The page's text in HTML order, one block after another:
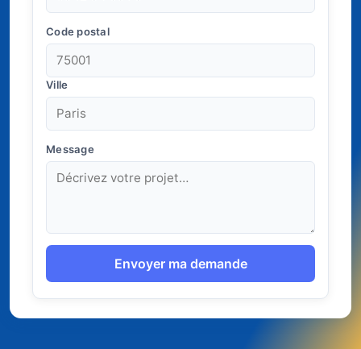
Code postal
Ville
Message
Envoyer ma demande